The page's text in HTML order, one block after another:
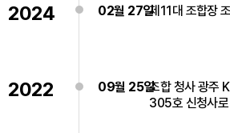
2024 02월 27일제11대 조합장
2022 09월 25일조합 청사 광주
305호 신청사로